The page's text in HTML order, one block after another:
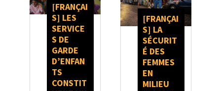
[FRANÇAI
S] LES
SERVICE
S DE
GARDE
D’ENFAN
TS
CONSTIT
[FRANÇAI
S] LA
SÉCURIT
É DES
FEMMES
EN
MILIEU